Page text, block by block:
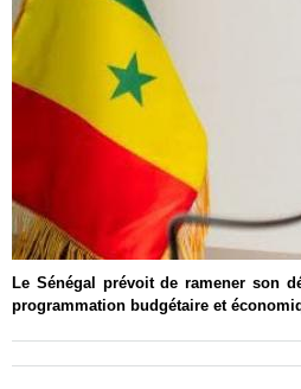
Le Sénégal prévoit de ramener son
programmation budgétaire et